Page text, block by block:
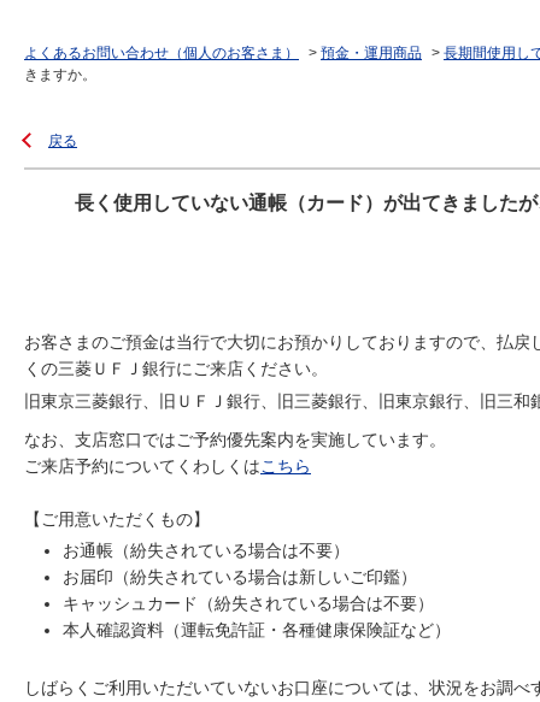
よくあるお問い合わせ（個人のお客さま） > 預金・運用商品 > 長期間使用し
きますか。
戻る
長く使用していない通帳（カード）が出てきました
お客さまのご預金は当行で大切にお預かりしておりますので、払
くの三菱ＵＦＪ銀行にご来店ください。
旧東京三菱銀行、旧ＵＦＪ銀行、旧三菱銀行、旧東京銀行、旧三
なお、支店窓口ではご予約優先案内を実施しています。
ご来店予約についてくわしくはこちら
【ご用意いただくもの】
お通帳（紛失されている場合は不要）
お届印（紛失されている場合は新しいご印鑑）
キャッシュカード（紛失されている場合は不要）
本人確認資料（運転免許証・各種健康保険証など）
しばらくご利用いただいていないお口座については、状況をお調